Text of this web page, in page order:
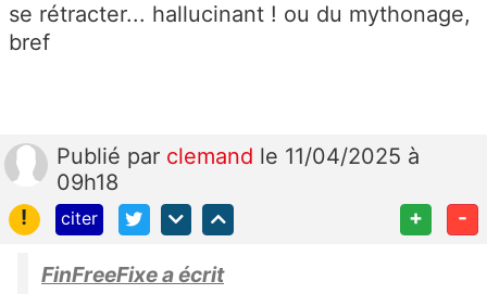
se rétracter... hallucinant ! ou du mythonage,
bref
Publié par clemand le 11/04/2025 à
09h18
!
citer + -
FinFreeFixe a écrit